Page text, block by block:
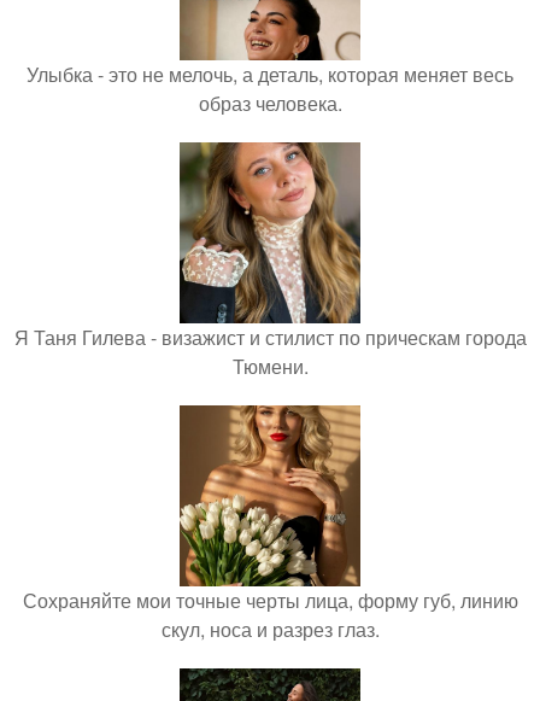
Улыбка - это не мелочь, а деталь, которая меняет весь
образ человека.
Я Таня Гилева - визажист и стилист по прическам города
Тюмени.
Сохраняйте мои точные черты лица, форму губ, линию
скул, носа и разрез глаз.